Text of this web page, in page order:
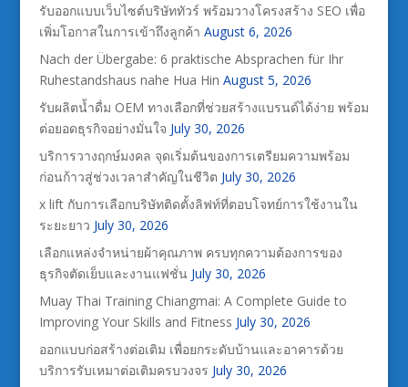
รับออกแบบเว็บไซต์บริษัททัวร์ พร้อมวางโครงสร้าง SEO เพื่อ
เพิ่มโอกาสในการเข้าถึงลูกค้า August 6, 2026
Nach der Übergabe: 6 praktische Absprachen für Ihr
Ruhestandshaus nahe Hua Hin August 5, 2026
รับผลิตน้ำดื่ม OEM ทางเลือกที่ช่วยสร้างแบรนด์ได้ง่าย พร้อม
ต่อยอดธุรกิจอย่างมั่นใจ July 30, 2026
บริการวางฤกษ์มงคล จุดเริ่มต้นของการเตรียมความพร้อม
ก่อนก้าวสู่ช่วงเวลาสำคัญในชีวิต July 30, 2026
x lift กับการเลือกบริษัทติดตั้งลิฟท์ที่ตอบโจทย์การใช้งานใน
ระยะยาว July 30, 2026
เลือกแหล่งจำหน่ายผ้าคุณภาพ ครบทุกความต้องการของ
ธุรกิจตัดเย็บและงานแฟชั่น July 30, 2026
Muay Thai Training Chiangmai: A Complete Guide to
Improving Your Skills and Fitness July 30, 2026
ออกแบบก่อสร้างต่อเติม เพื่อยกระดับบ้านและอาคารด้วย
บริการรับเหมาต่อเติมครบวงจร July 30, 2026